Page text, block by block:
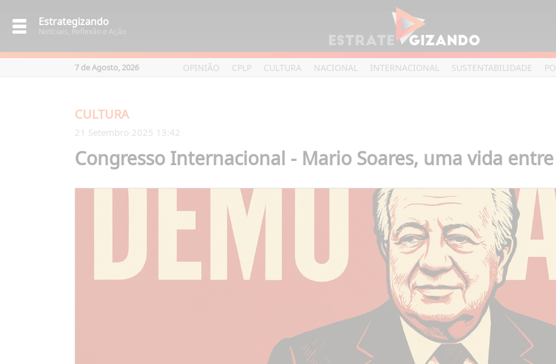
Estrategizando
Notíciais, Reflexão e Ação
7 de Agosto, 2026 OPINIÃO CPLP CULTURA NACIONAL INTERNACIONAL SUSTENTABILIDADE
CULTURA
21 Setembro 2025 13:42
Congresso Internacional - Mario Soares, uma vida